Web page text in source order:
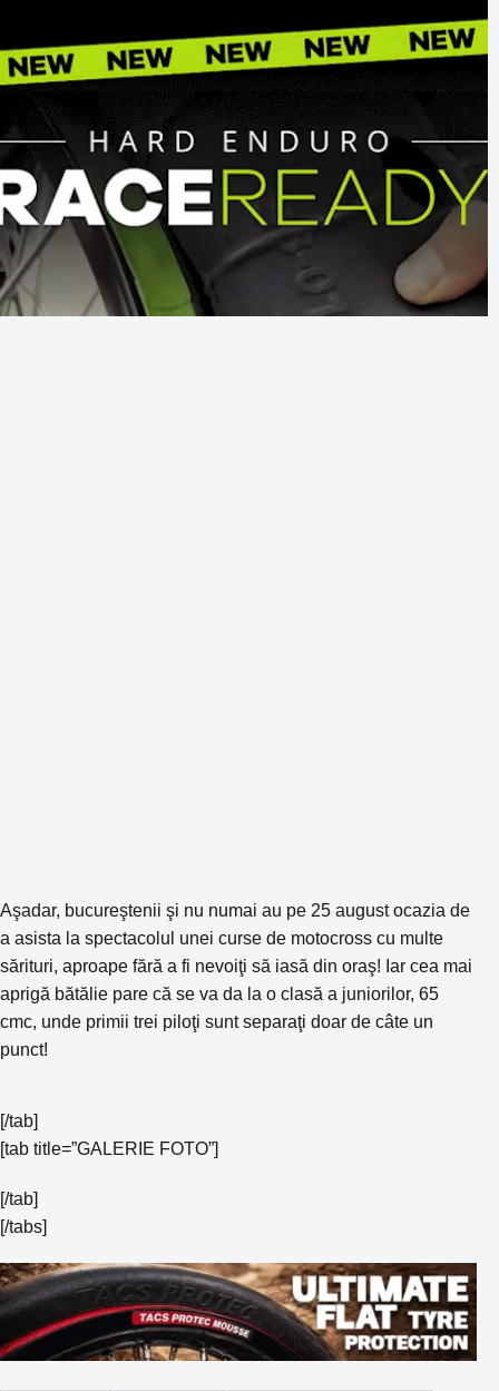
Aşadar, bucureştenii şi nu numai au pe 25 august ocazia de
a asista la spectacolul unei curse de motocross cu multe
sărituri, aproape fără a fi nevoiţi să iasă din oraş! Iar cea mai
aprigă bătălie pare că se va da la o clasă a juniorilor, 65
cmc, unde primii trei piloţi sunt separaţi doar de câte un
punct!
[/tab]
[tab title=”GALERIE FOTO”]
[/tab]
[/tabs]